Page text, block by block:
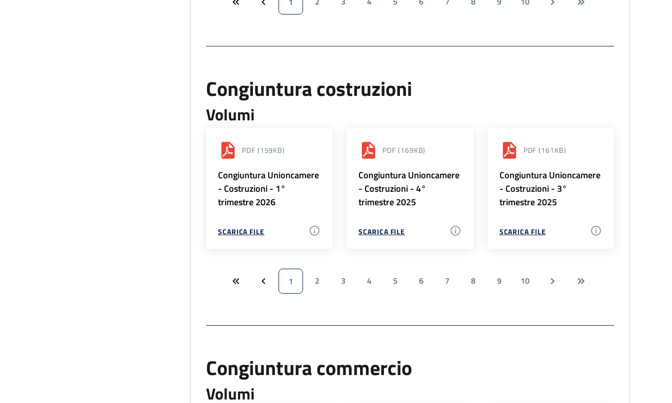
Congiuntura costruzioni
Volumi
PDF (159KB)
Congiuntura Unioncamere
- Costruzioni - 1°
trimestre 2026
SCARICA FILE
PDF (169KB)
Congiuntura Unioncamere
- Costruzioni - 4°
trimestre 2025
SCARICA FILE
PDF (161KB)
Congiuntura Unioncamere
- Costruzioni - 3°
trimestre 2025
SCARICA FILE
1 2 3 4 5 6 7 8 9 10
Congiuntura commercio
Volumi